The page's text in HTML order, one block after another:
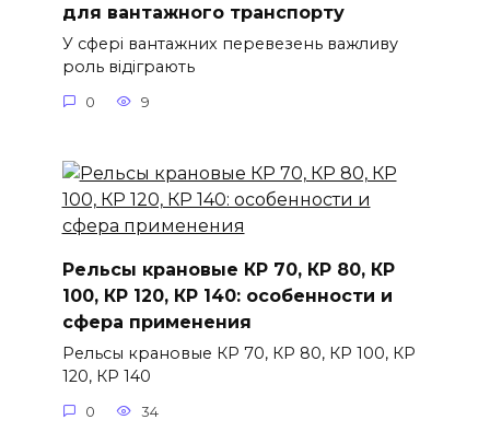
для вантажного транспорту
У сфері вантажних перевезень важливу
роль відіграють
0 9
Рельсы крановые КР 70, КР 80, КР
100, КР 120, КР 140: особенности и
сфера применения
Рельсы крановые КР 70, КР 80, КР 100, КР
120, КР 140
0 34